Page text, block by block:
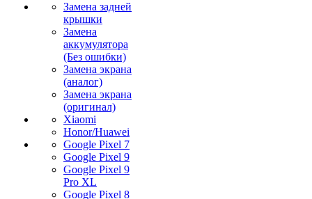
Замена задней
крышки
Замена
аккумулятора
(Без ошибки)
Замена экрана
(аналог)
Замена экрана
(оригинал)
Xiaomi
Honor/Huawei
Google Pixel 7
Google Pixel 9
Google Pixel 9
Pro XL
Google Pixel 8